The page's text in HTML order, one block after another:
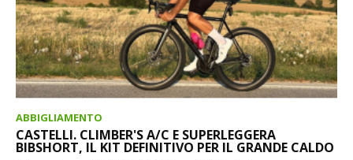
ABBIGLIAMENTO
CASTELLI. CLIMBER'S A/C E SUPERLEGGERA
BIBSHORT, IL KIT DEFINITIVO PER IL GRANDE CALDO